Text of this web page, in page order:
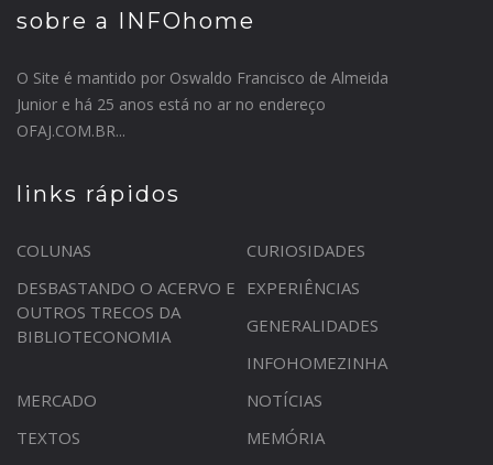
sobre a INFOhome
O Site é mantido por Oswaldo Francisco de Almeida
Junior e há 25 anos está no ar no endereço
OFAJ.COM.BR...
links rápidos
COLUNAS
CURIOSIDADES
DESBASTANDO O ACERVO E
OUTROS TRECOS DA
BIBLIOTECONOMIA
EXPERIÊNCIAS
GENERALIDADES
INFOHOMEZINHA
MERCADO
NOTÍCIAS
TEXTOS
MEMÓRIA